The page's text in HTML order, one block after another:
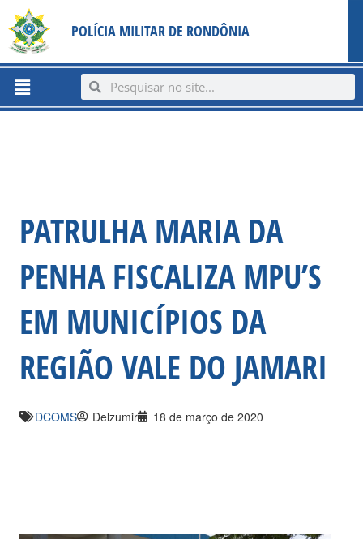
content
para
conteúdo
POLÍCIA MILITAR DE RONDÔNIA
Menu SearchSearch
PATRULHA MARIA DA
PENHA FISCALIZA MPU’S
EM MUNICÍPIOS DA
REGIÃO VALE DO JAMARI
DCOMS Delzumir 18 de março de 2020